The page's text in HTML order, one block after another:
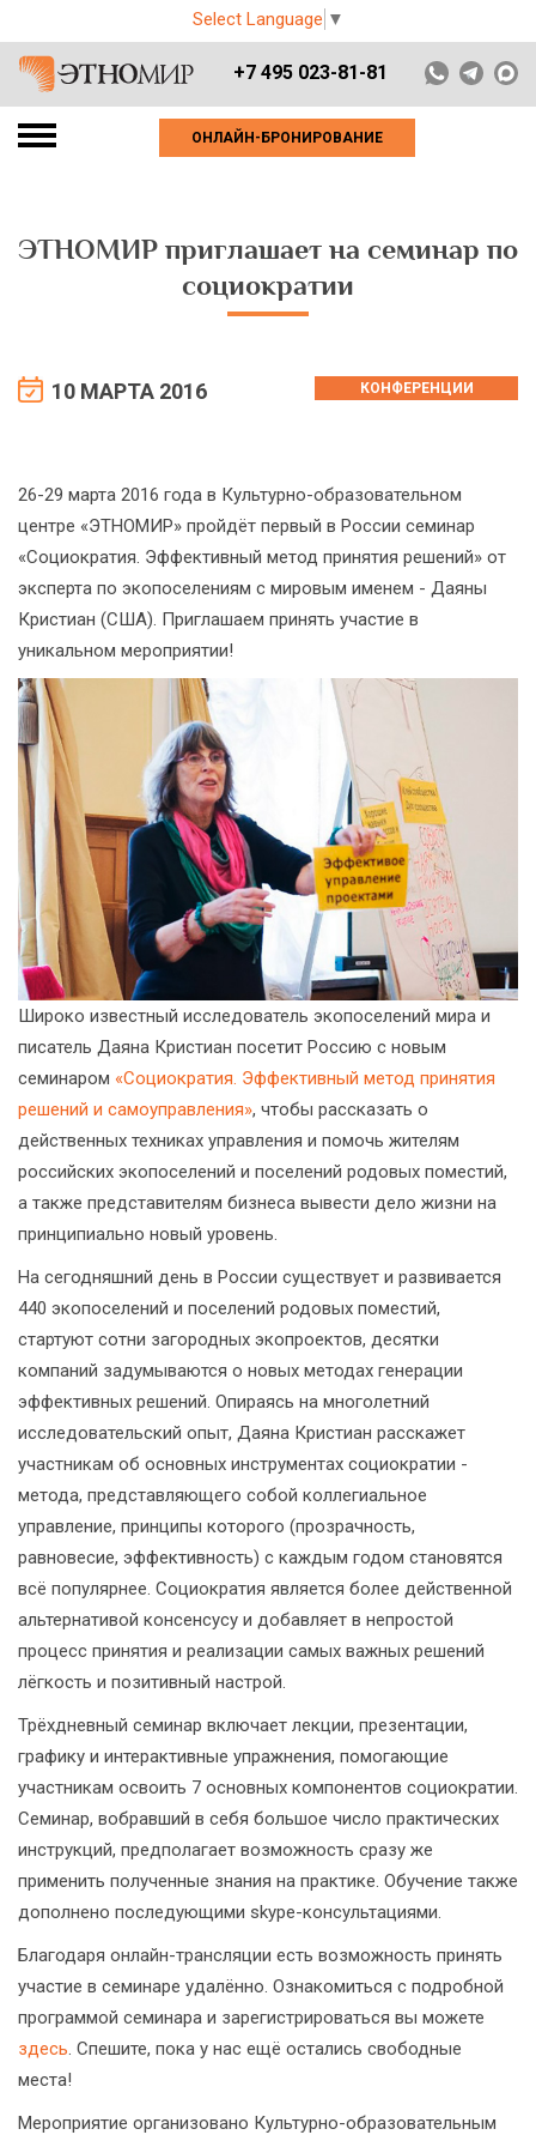
Select Language ▼
+7 495 023-81-81
ОНЛАЙН-БРОНИРОВАНИЕ
ЭТНОМИР приглашает на семинар по
социократии
10 МАРТА 2016 КОНФЕРЕНЦИИ
26-29 марта 2016 года в Культурно-образовательном
центре «ЭТНОМИР» пройдёт первый в России семинар
«Социократия. Эффективный метод принятия решений» от
эксперта по экопоселениям с мировым именем - Даяны
Кристиан (США). Приглашаем принять участие в
уникальном мероприятии!
Широко известный исследователь экопоселений мира и
писатель Даяна Кристиан посетит Россию с новым
семинаром «Социократия. Эффективный метод принятия
решений и самоуправления», чтобы рассказать о
действенных техниках управления и помочь жителям
российских экопоселений и поселений родовых поместий,
а также представителям бизнеса вывести дело жизни на
принципиально новый уровень.
На сегодняшний день в России существует и развивается
440 экопоселений и поселений родовых поместий,
стартуют сотни загородных экопроектов, десятки
компаний задумываются о новых методах генерации
эффективных решений. Опираясь на многолетний
исследовательский опыт, Даяна Кристиан расскажет
участникам об основных инструментах социократии -
метода, представляющего собой коллегиальное
управление, принципы которого (прозрачность,
равновесие, эффективность) с каждым годом становятся
всё популярнее. Социократия является более действенной
альтернативой консенсусу и добавляет в непростой
процесс принятия и реализации самых важных решений
лёгкость и позитивный настрой.
Трёхдневный семинар включает лекции, презентации,
графику и интерактивные упражнения, помогающие
участникам освоить 7 основных компонентов социократии.
Семинар, вобравший в себя большое число практических
инструкций, предполагает возможность сразу же
применить полученные знания на практике. Обучение также
дополнено последующими skype-консультациями.
Благодаря онлайн-трансляции есть возможность принять
участие в семинаре удалённо. Ознакомиться с подробной
программой семинара и зарегистрироваться вы можете
здесь. Спешите, пока у нас ещё остались свободные
места!
Мероприятие организовано Культурно-образовательным